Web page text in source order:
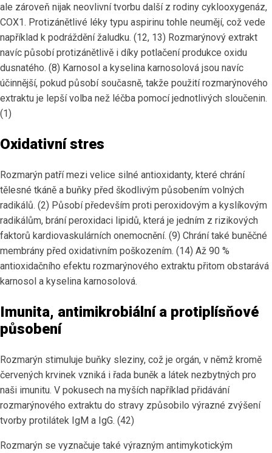
ale zároveň nijak neovlivní tvorbu další z rodiny cyklooxygenáz,
COX1. Protizánětlivé léky typu aspirinu tohle neumějí, což vede
například k podráždění žaludku. (12, 13) Rozmarýnový extrakt
navíc působí protizánětlivě i díky potlačení produkce oxidu
dusnatého. (8) Karnosol a kyselina karnosolová jsou navíc
účinnější, pokud působí současně, takže použití rozmarýnového
extraktu je lepší volba než léčba pomocí jednotlivých sloučenin.
(1)
Oxidativní stres
Rozmarýn patří mezi velice silné antioxidanty, které chrání
tělesné tkáně a buňky před škodlivým působením volných
radikálů. (2) Působí především proti peroxidovým a kyslíkovým
radikálům, brání peroxidaci lipidů, která je jedním z rizikových
faktorů kardiovaskulárních onemocnění. (9) Chrání také buněčné
membrány před oxidativním poškozením. (14) Až 90 %
antioxidačního efektu rozmarýnového extraktu přitom obstarává
karnosol a kyselina karnosolová.
Imunita, antimikrobiální a protiplísňové
působení
Rozmarýn stimuluje buňky sleziny, což je orgán, v němž kromě
červených krvinek vzniká i řada buněk a látek nezbytných pro
naši imunitu. V pokusech na myších například přidávání
rozmarýnového extraktu do stravy způsobilo výrazné zvýšení
tvorby protilátek IgM a IgG. (42)
Rozmarýn se vyznačuje také výrazným antimykotickým